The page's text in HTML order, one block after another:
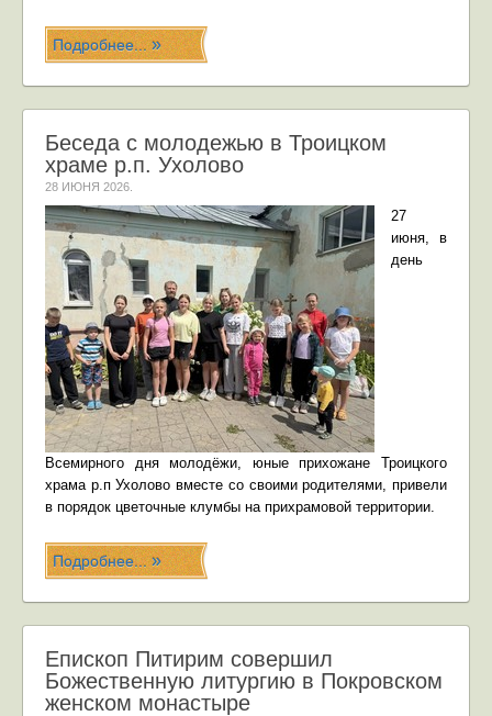
Подробнее...
Беседа с молодежью в Троицком
храме р.п. Ухолово
28 ИЮНЯ 2026
27
июня, в
день
Всемирного дня молодёжи, юные прихожане Троицкого
храма р.п Ухолово вместе со своими родителями, привели
в порядок цветочные клумбы на прихрамовой территории.
Подробнее...
Епископ Питирим совершил
Божественную литургию в Покровском
женском монастыре